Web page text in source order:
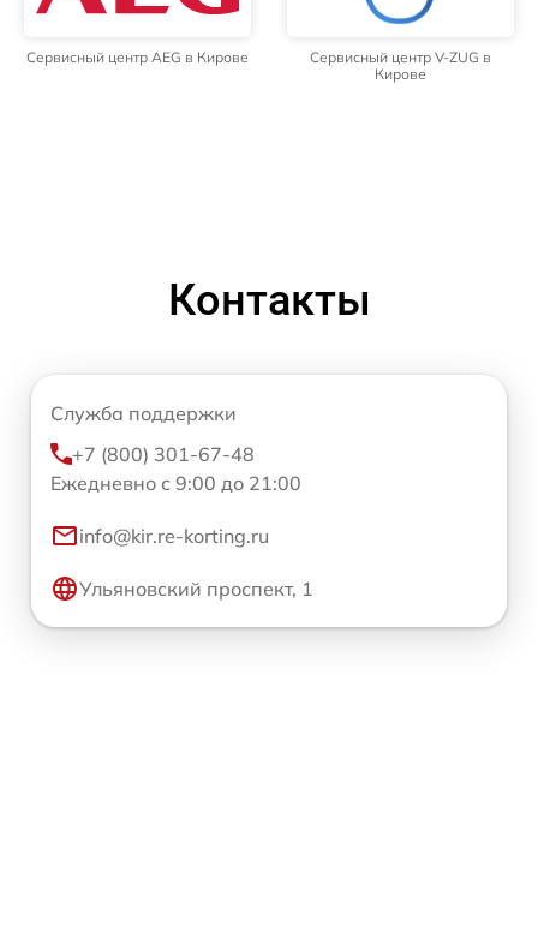
Сервисный центр AEG в Кирове
Сервисный центр V-ZUG в
Кирове
Контакты
Служба поддержки
+7 (800) 301-67-48
Ежедневно с 9:00 до 21:00
info@kir.re-korting.ru
Ульяновский проспект, 1